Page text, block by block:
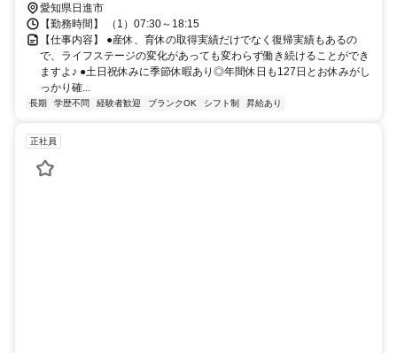
愛知県日進市
【勤務時間】 （1）07:30～18:15
【仕事内容】 ●産休、育休の取得実績だけでなく復帰実績もあるの
で、ライフステージの変化があっても変わらず働き続けることができ
ますよ♪ ●土日祝休みに季節休暇あり◎年間休日も127日とお休みがし
っかり確...
長期 学歴不問 経験者歓迎 ブランクOK シフト制 昇給あり
正社員